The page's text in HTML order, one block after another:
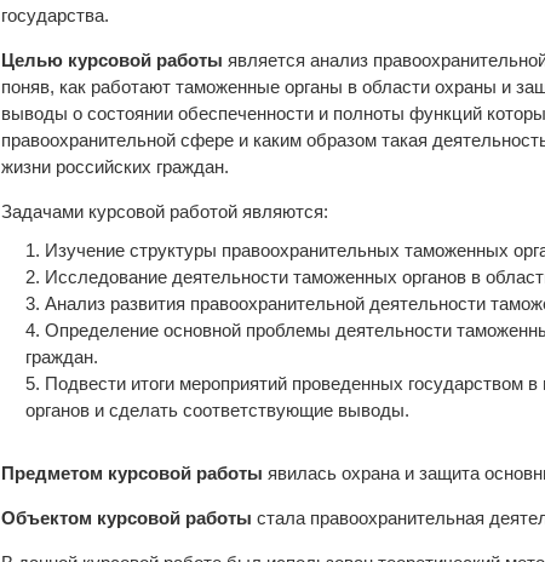
государства.
Целью курсовой работы является анализ
поняв, как работают таможенные органы в области охраны и
выводы о состоянии обеспеченности и полноты функций
правоохранительной сфере и каким образом такая
жизни российских граждан.
Задачами курсовой работой являются:
1. Изучение структуры правоохранительных таможенных
2. Исследование деятельности таможенных органов в
3. Анализ развития правоохранительной деятельности
4. Определение основной проблемы деятельности
граждан.
5. Подвести итоги мероприятий проведенных государством
органов и сделать соответствующие выводы.
Предметом курсовой работы явилась охрана и защита
Объектом курсовой работы стала правоохранительная